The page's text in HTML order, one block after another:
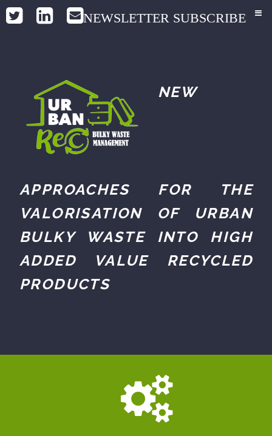
NEWSLETTER SUBSCRIBE
NEW
APPROACHES FOR THE
VALORISATION OF URBAN
BULKY WASTE INTO HIGH
ADDED VALUE RECYCLED
PRODUCTS